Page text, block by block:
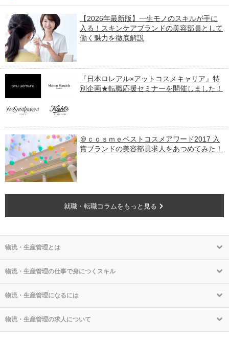
【2026年最新版】一生モノのスキルが手に
入る！スキンケアブランドの美容部員として
働く魅力を徹底解説
『日本ロレアル×アットコスメキャリア』特
別企画★転職応援セミナーを開催しました！
＠ｃｏｓｍｅベストコスメアワード2017 入
賞ブランドの美容部員求人をあつめてみた！
就職・転職コラムをもっと見る
物流・生産管理とは
物流・生産管理の仕事で身につくスキル
物流・生産管理になるには
物流・生産管理の求人について